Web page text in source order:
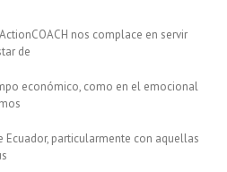
nos complace en servir
de
económico, como en el emocional
particularmente con aquellas